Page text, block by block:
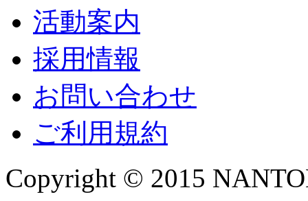
活動案内
採用情報
お問い合わせ
ご利用規約
Copyright © 2015